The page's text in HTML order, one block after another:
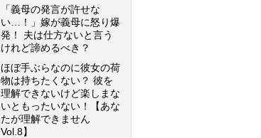
「義母の発言が許せな
い…！」嫁が義母に怒り爆
発！ 夫は仕方ないと言う
けれど諦めるべき？
ほぼ手ぶらなのに彼女の荷
物は持ちたくない？ 彼を
理解できないけど楽しまな
いともったいない！【あな
たが理解できません
Vol.8】